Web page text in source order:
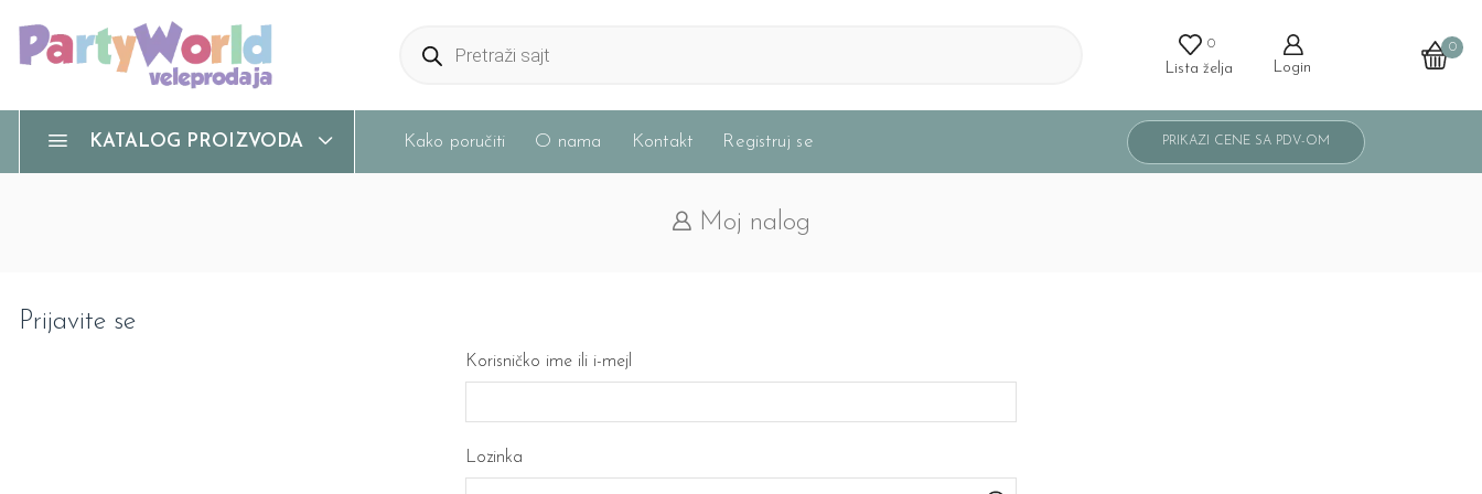
search
0
Lista želja Login
0
KATALOG PROIZVODA Kako poručiti O nama Kontakt Registruj se
Moj nalog
Prijavite se
Korisničko ime ili i-mejl
Lozinka